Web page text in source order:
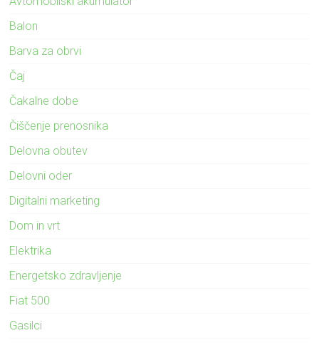
Balon
Barva za obrvi
Čaj
Čakalne dobe
Čiščenje prenosnika
Delovna obutev
Delovni oder
Digitalni marketing
Dom in vrt
Elektrika
Energetsko zdravljenje
Fiat 500
Gasilci